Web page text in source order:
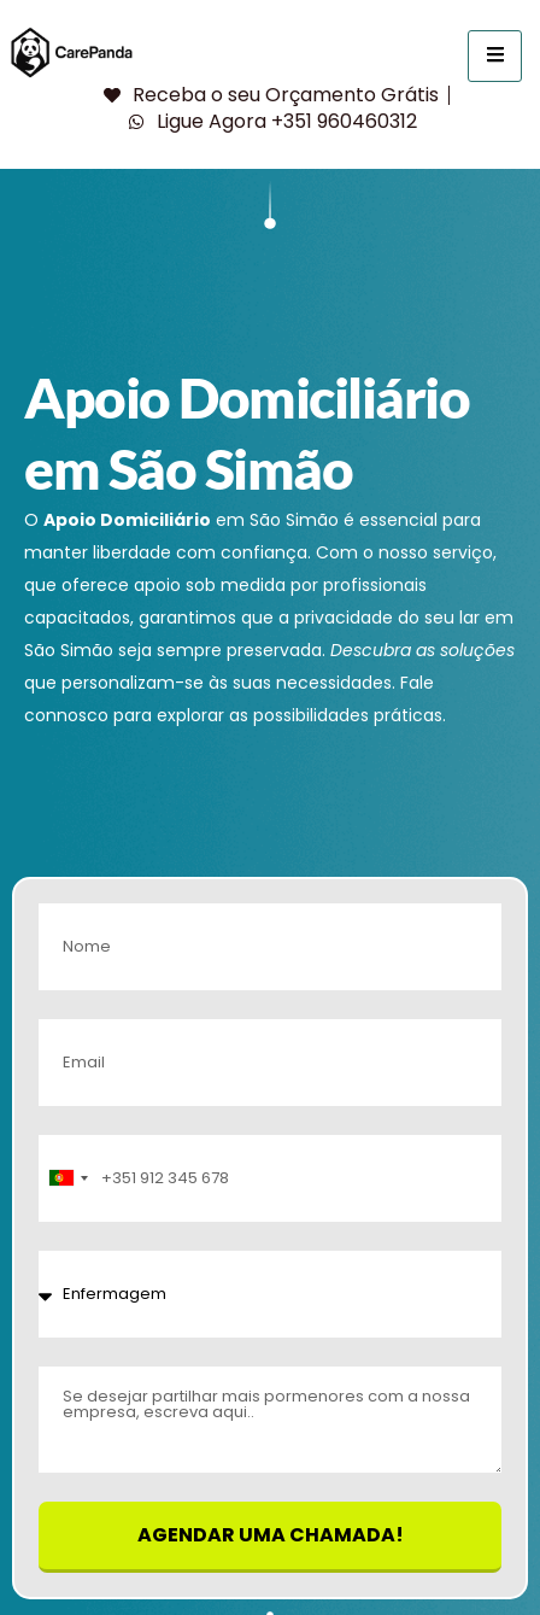
Receba o seu Orçamento Grátis
Ligue Agora +351 960460312
Apoio Domiciliário
em São Simão
O Apoio Domiciliário em São Simão é essencial para
manter liberdade com confiança. Com o nosso serviço,
que oferece apoio sob medida por profissionais
capacitados, garantimos que a privacidade do seu lar em
São Simão seja sempre preservada. Descubra as soluções
que personalizam-se às suas necessidades. Fale
connosco para explorar as possibilidades práticas.
Portugal
+351
AGENDAR UMA CHAMADA!